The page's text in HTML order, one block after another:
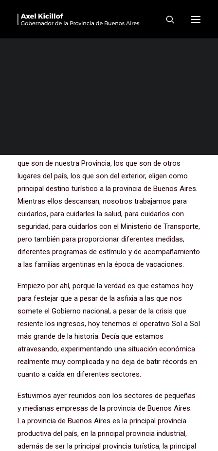
Presentación del Operativo
de Sol a Sol 2025/2026
que son de nuestra Provincia, los que son de otros
lugares del país, los que son del exterior, eligen como
principal destino turístico a la provincia de Buenos Aires.
Mientras ellos descansan, nosotros trabajamos para
cuidarlos, para cuidarles la salud, para cuidarlos con
seguridad, para cuidarlos con el Ministerio de Transporte,
pero también para proporcionar diferentes medidas,
diferentes programas de estímulo y de acompañamiento
a las familias argentinas en la época de vacaciones.
Empiezo por ahí, porque la verdad es que estamos hoy
para festejar que a pesar de la asfixia a las que nos
somete el Gobierno nacional, a pesar de la crisis que
resiente los ingresos, hoy tenemos el operativo Sol a Sol
más grande de la historia. Decía que estamos
atravesando, experimentando una situación económica
realmente muy complicada y no deja de batir récords en
cuanto a caída en diferentes sectores.
Estuvimos ayer reunidos con los sectores de pequeñas
y medianas empresas de la provincia de Buenos Aires.
La provincia de Buenos Aires es la principal provincia
productiva del país, en la principal provincia industrial,
además de ser la principal provincia turística, la principal